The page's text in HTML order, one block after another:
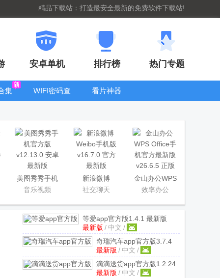
精品下载站：打造最安全最新的免费软件下载站!
安卓单机 排行榜 热门专题
集
WIFI密码查
看片神器
美图秀秀手机
官方版
音乐视频
新浪微博
Weibo手机版
社交聊天
金山办公WPS
Office手机官
效率办公
等爱app官方版1.4.1 最新版
最新版 / 中文 /
奇瑞汽车app官方版3.7.4
最新版
最新版 / 中文 /
滴滴送货app官方版1.2.24
最新版
最新版 / 中文 /